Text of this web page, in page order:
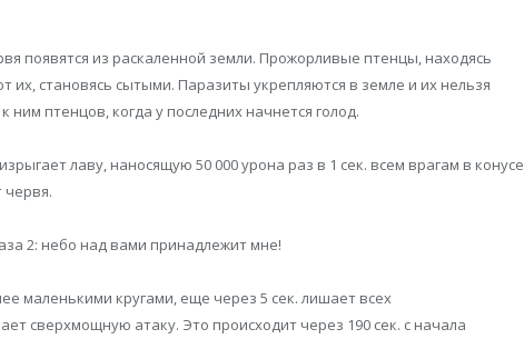
появятся из раскаленной земли. Прожорливые птенцы, находясь
их, становясь сытыми. Паразиты укрепляются в земле и их нельзя
птенцов, когда у последних начнется голод.
лаву, наносящую 50 000 урона раз в 1 сек. всем врагам в конусе
червя.
2: небо над вами принадлежит мне!
маленькими кругами, еще через 5 сек. лишает всех
сверхмощную атаку. Это происходит через 190 сек. с начала